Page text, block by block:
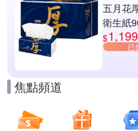
五月花
衛生紙
箱
$1,199
已
焦點頻道